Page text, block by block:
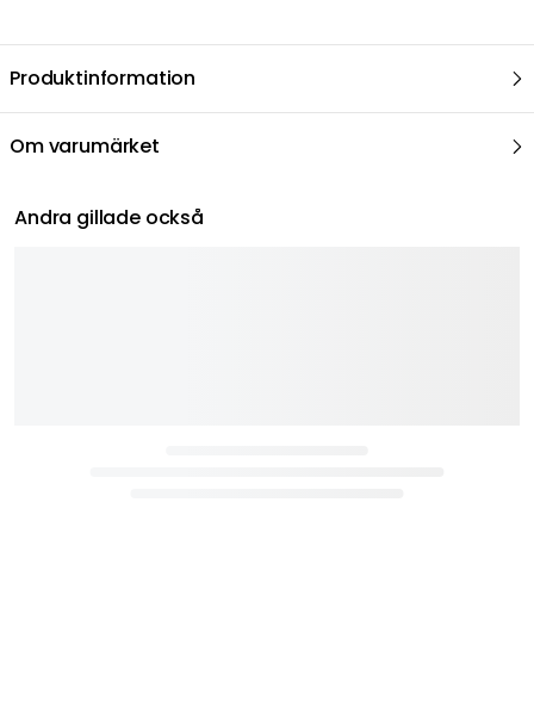
Produktinformation
Om varumärket
Andra gillade också